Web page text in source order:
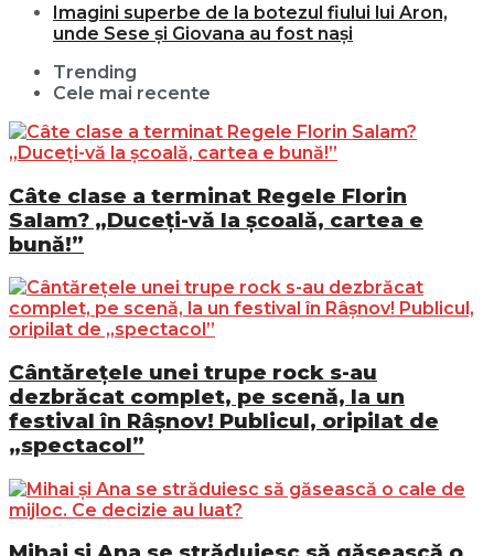
Imagini superbe de la botezul fiului lui Aron,
unde Sese și Giovana au fost nași
Trending
Cele mai recente
Câte clase a terminat Regele Florin
Salam? „Duceți-vă la școală, cartea e
bună!”
Cântărețele unei trupe rock s-au
dezbrăcat complet, pe scenă, la un
festival în Râșnov! Publicul, oripilat de
„spectacol”